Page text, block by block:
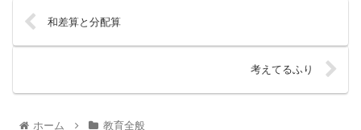
和差算と分配算
考えてるふり
ホーム 教育全般